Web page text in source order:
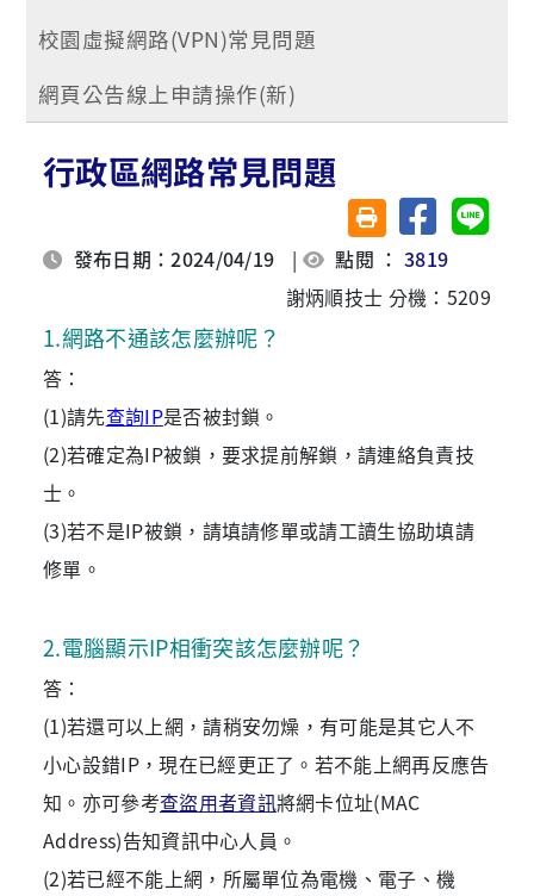
校園虛擬網路(VPN)常見問題
網頁公告線上申請操作(新)
行政區網路常見問題
友善列印(另開視窗)
分享至臉書分享
發布日期：2024/04/19 | 點閱 ：3819
謝炳順技士 分機：5209
1.網路不通該怎麼辦呢？
答：
(1)請先查詢IP是否被封鎖。
(2)若確定為IP被鎖，要求提前解鎖，請連絡負責技
士。
(3)若不是IP被鎖，請填請修單或請工讀生協助填請
修單。
2.電腦顯示IP相衝突該怎麼辦呢？
答：
(1)若還可以上網，請稍安勿燥，有可能是其它人不
小心設錯IP，現在已經更正了。若不能上網再反應告
知。亦可參考查盜用者資訊將網卡位址(MAC
Address)告知資訊中心人員。
(2)若已經不能上網，所屬單位為電機、電子、機